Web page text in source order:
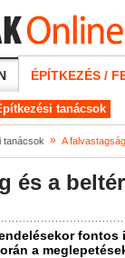
ÉPÍTKEZÉS /
tanácsok
tanácsok » A
és a
a